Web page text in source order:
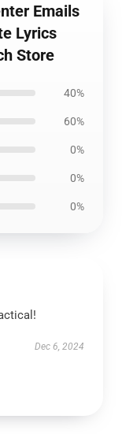
Emails
Lyrics
Store
40%
60%
0%
0%
0%
Dec 6, 2024